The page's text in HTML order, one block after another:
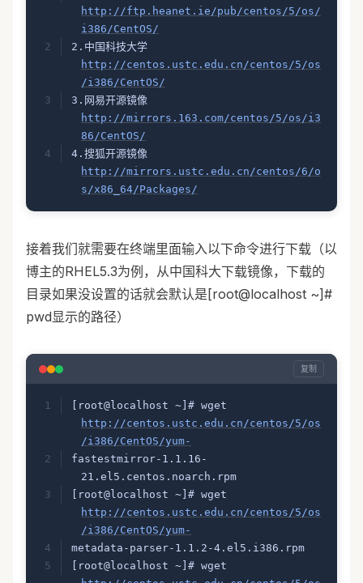
http://ftp.heanet.ie/pub/centos/5/os/
i386/CentOS/
2.中国科技大学
http://centos.ustc.edu.cn/centos/5/os
/i386/CentOS/
3.网易开源镜像
http://mirrors.163.com/centos/5/os/i3
86/CentOS/
4.搜狐开源镜像
http://mirrors.ustc.edu.cn/centos/6/o
s/x86_64/Packages/
接着我们就需要在终端里面输入以下命令进行下载（以
博主的RHEL5.3为例，从中国科大下载镜像，下载的
目录如果没设置的话就会默认是[root@localhost ~]#
pwd显示的路径）
复制
http://centos.ustc.edu.cn/centos/5/os
/i386/CentOS/yum-
fastestmirror-1.1.16-
21.el5.centos.noarch.rpm
http://centos.ustc.edu.cn/centos/5/os
/i386/CentOS/yum-
metadata-parser-1.1.2-4.el5.i386.rpm